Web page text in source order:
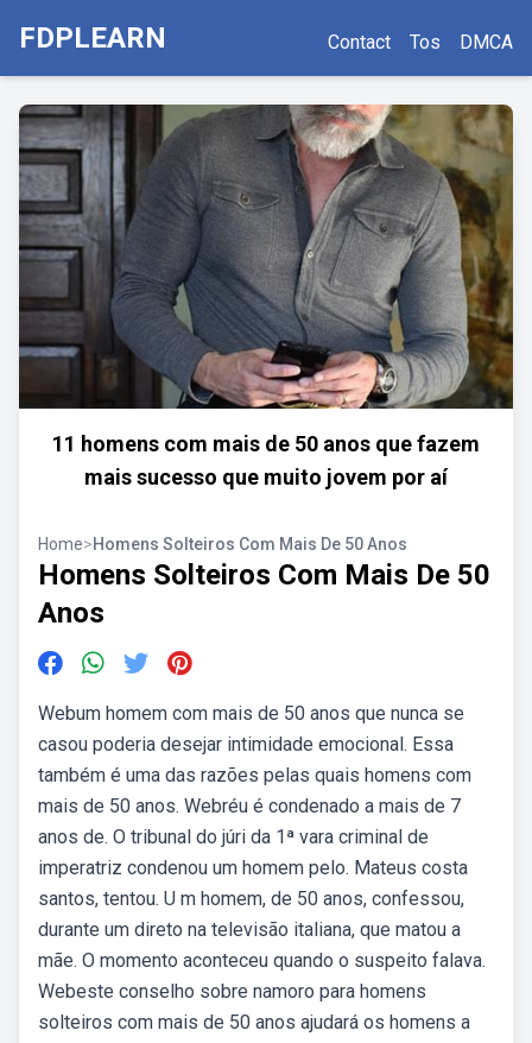
FDPLEARN Contact Tos DMCA
11 homens com mais de 50 anos que fazem
mais sucesso que muito jovem por aí
Home>Homens Solteiros Com Mais De 50 Anos
Homens Solteiros Com Mais De 50
Anos
Webum homem com mais de 50 anos que nunca se
casou poderia desejar intimidade emocional. Essa
também é uma das razões pelas quais homens com
mais de 50 anos. Webréu é condenado a mais de 7
anos de. O tribunal do júri da 1ª vara criminal de
imperatriz condenou um homem pelo. Mateus costa
santos, tentou. U m homem, de 50 anos, confessou,
durante um direto na televisão italiana, que matou a
mãe. O momento aconteceu quando o suspeito falava.
Webeste conselho sobre namoro para homens
solteiros com mais de 50 anos ajudará os homens a